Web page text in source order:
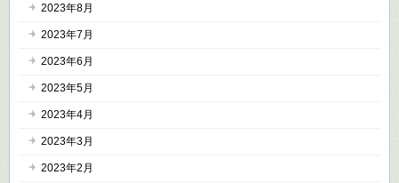
2023年8月
2023年7月
2023年6月
2023年5月
2023年4月
2023年3月
2023年2月